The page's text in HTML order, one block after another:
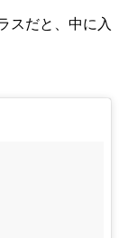
スだと、中に入